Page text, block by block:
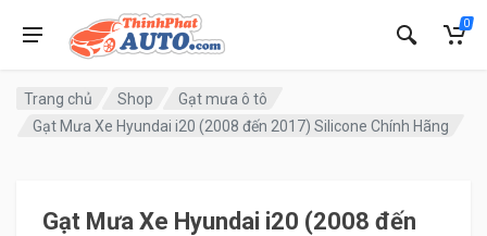
0
Trang chủ Shop
Gạt mưa ô tô
Gạt Mưa Xe Hyundai i20 (2008 đến 2017) Silicone Chính Hãng
Gạt Mưa Xe Hyundai i20 (2008 đến